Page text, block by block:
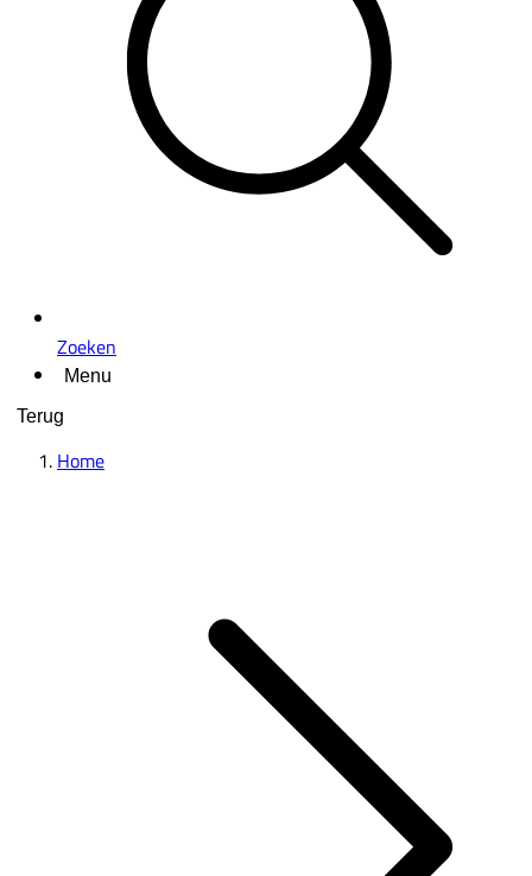
Zoeken
Menu
Terug
Home